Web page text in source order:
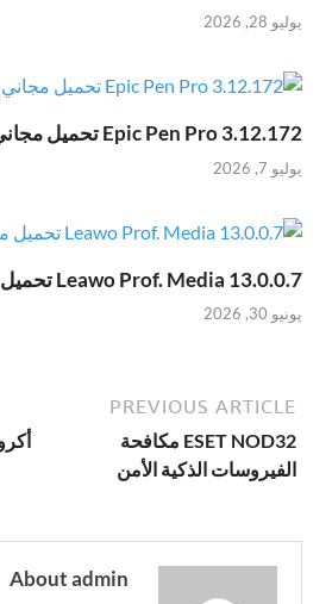
يوليو 28, 2026
Epic Pen Pro 3.12.172 تحميل مجاني
يوليو 7, 2026
Leawo Prof. Media 13.0.0.7 تحميل مجاني
يونيو 30, 2026
PREVIOUS ARTICLE
ESET NOD32 مكافحة
الفيروسات الذكية الأمن
About admin